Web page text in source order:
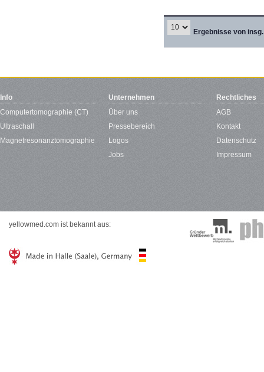
Ergebnisse von
Info
Computertomographie (CT)
Ultraschall
Magnetresonanztomographie
Unternehmen
Über uns
Pressebereich
Logos
Jobs
Rechtliches
AGB
Kontakt
Datenschutz
Impressum
yellowmed.com ist bekannt aus: